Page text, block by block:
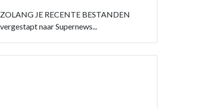
JE RECENTE BESTANDEN
naar Supernews...